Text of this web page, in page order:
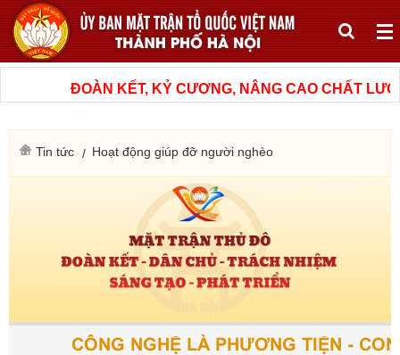
ĐOÀN KẾT, KỶ CƯƠNG, NÂNG CAO CHẤT
Tin tức Hoạt động giúp đỡ người nghèo
CÔNG NGHỆ LÀ PHƯƠNG TIỆN -